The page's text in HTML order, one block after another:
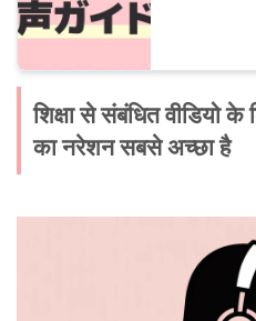
शिक्षा से संबंधित वीडियो के
का नरेशन सबसे अच्छा है